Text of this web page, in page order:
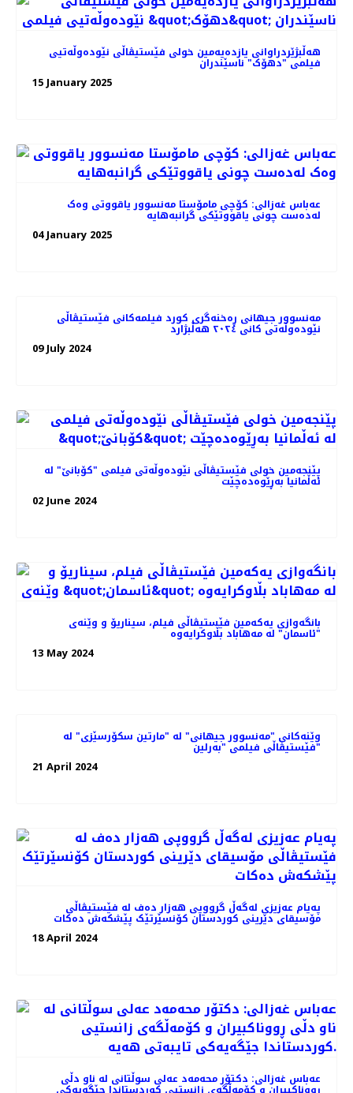
هه‌ڵبژێردراوانی یازده‌یه‌مین خولی فێستیڤاڵی نێودەوڵەتیی
فیلمی "دهۆک" ناسێندران
15 January 2025
عەباس غەزالی: کۆچی مامۆستا مه‌نسوور یاقووتی وه‌ک
له‌ده‌ست چونی یاقووتێکی گرانبه‌هایه
04 January 2025
مەنسوور جیهانی ڕه‌خنه‌گری کورد فیلمه‌کانی فێستیڤاڵی
نێوده‌وڵه‌تی کانی ٢٠٢٤ هه‌ڵبژارد
09 July 2024
پێنجەمین خولی فێستیڤاڵی نێودەوڵەتی فیلمی "کۆبانێ" لە
ئەڵمانیا بەڕێوەده‌چێت
02 June 2024
بانگەوازی یەکەمین فێستیڤاڵی فیلم، سیناریۆ و وێنه‌ی
"ئاسمان" لە مەهاباد بڵاوکرایەوە
13 May 2024
وێنەکانی "مەنسوور جیهانی" له‌ "مارتین سکۆرسێزی" لە
فێستیڤاڵی فیلمی "بەرلین"
21 April 2024
پەیام عەزیزی لەگەڵ گرووپی هەزار دەف لە فێستیڤاڵی
مۆسیقای دێرینی کوردستان کۆنسێرتێک پێشکەش دەکات
18 April 2024
عه‌باس غه‌زالی: دکتۆر محەمەد عەلی سوڵتانی لە ناو دڵی